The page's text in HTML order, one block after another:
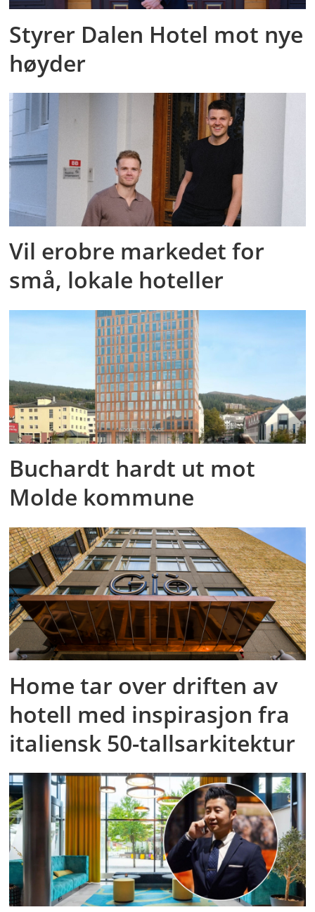
Styrer Dalen Hotel mot nye
høyder
Vil erobre markedet for
små, lokale hoteller
Buchardt hardt ut mot
Molde kommune
Home tar over driften av
hotell med inspirasjon fra
italiensk 50-tallsarkitektur